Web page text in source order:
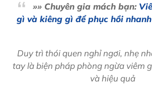
»» Chuyên gia mách bạn:
gì và kiêng gì để phục hồi
Duy trì thói quen nghỉ ngơi, nhẹ
tay là biện pháp phòng ngừa viêm
và hiệu quả